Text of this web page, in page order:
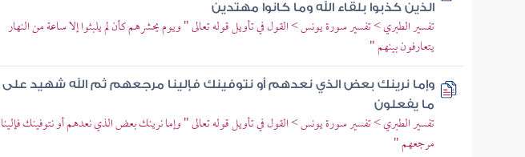
الذين كذبوا بلقاء الله وما كانوا مهتدين
تفسير الطبري > تفسير سورة يونس > القول في تأويل قوله تعالى " ويوم يحشرهم كأن لم يلبثوا إلا ساعة من النهار
يتعارفون بينهم "
وإما نرينك بعض الذي نعدهم أو نتوفينك فإلينا مرجعهم ثم الله شهيد على
ما يفعلون
تفسير الطبري > تفسير سورة يونس > القول في تأويل قوله تعالى " وإما نرينك بعض الذي نعدهم أو نتوفينك فإلينا
مرجعهم "